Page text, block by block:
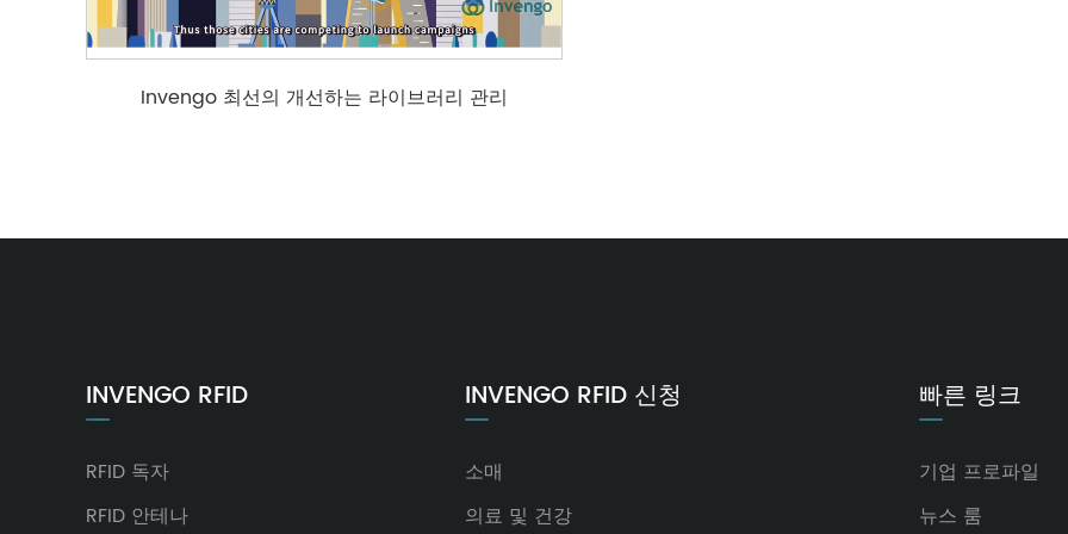
Invengo 최선의 개선하는 라이브러리 관리
INVENGO RFID
RFID 독자
RFID 안테나
INVENGO RFID 신청
소매
의료 및 건강
빠른 링크
기업 프로파일
뉴스 룸